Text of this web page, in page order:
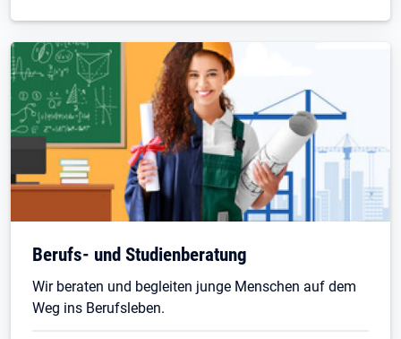
Berufs- und Studienberatung
Wir beraten und begleiten junge Menschen auf dem
Weg ins Berufsleben.